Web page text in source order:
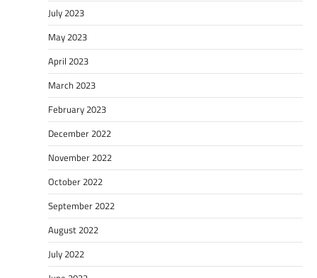
July 2023
May 2023
April 2023
March 2023
February 2023
December 2022
November 2022
October 2022
September 2022
August 2022
July 2022